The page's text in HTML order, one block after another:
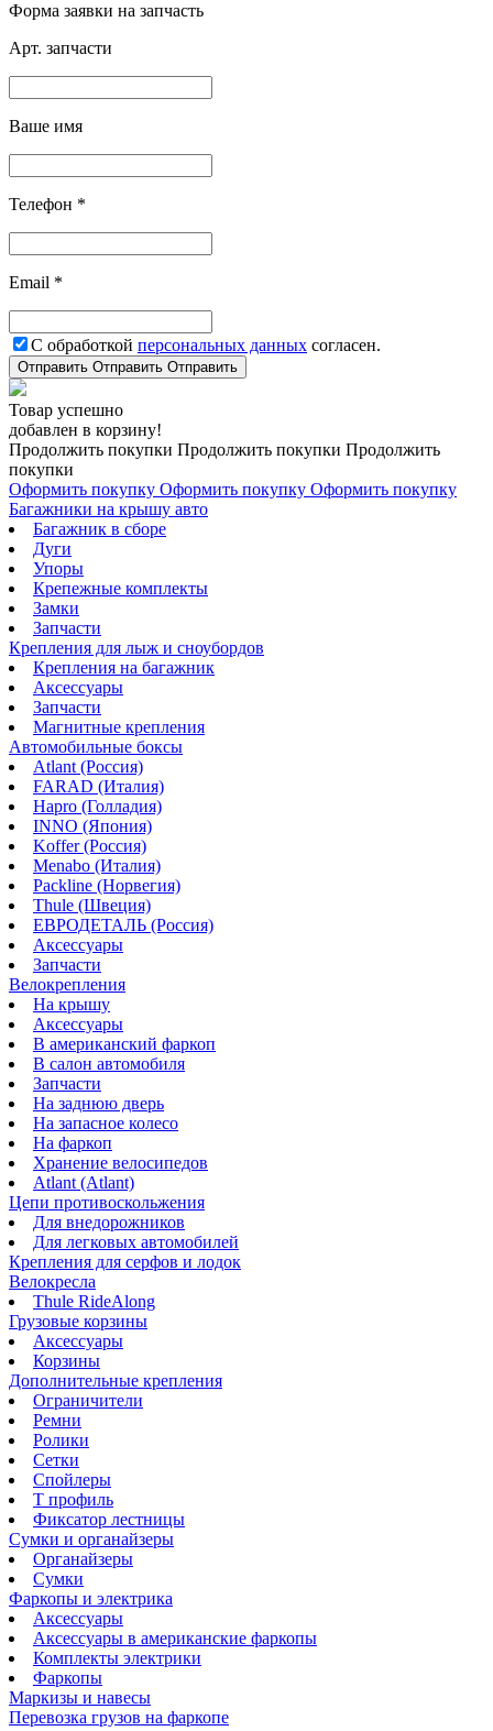
Форма заявки на запчасть
Арт. запчасти
Ваше имя
Телефон *
Email *
С обработкой персональных данных согласен.
Отправить Отправить Отправить
Товар успешно
добавлен в корзину!
Продолжить покупки Продолжить покупки Продолжить
покупки
Оформить покупку Оформить покупку Оформить покупку
Багажники на крышу авто
Багажник в сборе
Дуги
Упоры
Крепежные комплекты
Замки
Запчасти
Крепления для лыж и сноубордов
Крепления на багажник
Аксессуары
Запчасти
Магнитные крепления
Автомобильные боксы
Atlant (Россия)
FARAD (Италия)
Hapro (Голладия)
INNO (Япония)
Koffer (Россия)
Menabo (Италия)
Packline (Норвегия)
Thule (Швеция)
ЕВРОДЕТАЛЬ (Россия)
Аксессуары
Запчасти
Велокрепления
На крышу
Аксессуары
В американский фаркоп
В салон автомобиля
Запчасти
На заднюю дверь
На запасное колесо
На фаркоп
Хранение велосипедов
Atlant (Atlant)
Цепи противоскольжения
Для внедорожников
Для легковых автомобилей
Крепления для серфов и лодок
Велокресла
Thule RideAlong
Грузовые корзины
Аксессуары
Корзины
Дополнительные крепления
Ограничители
Ремни
Ролики
Сетки
Спойлеры
Т профиль
Фиксатор лестницы
Сумки и органайзеры
Органайзеры
Сумки
Фаркопы и электрика
Аксессуары
Аксессуары в американские фаркопы
Комплекты электрики
Фаркопы
Маркизы и навесы
Перевозка грузов на фаркопе